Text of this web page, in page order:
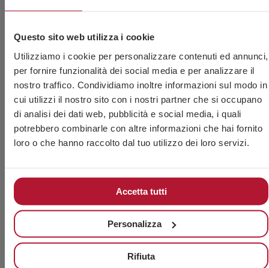
Questo sito web utilizza i cookie
Utilizziamo i cookie per personalizzare contenuti ed annunci,
per fornire funzionalità dei social media e per analizzare il
nostro traffico. Condividiamo inoltre informazioni sul modo in
cui utilizzi il nostro sito con i nostri partner che si occupano
di analisi dei dati web, pubblicità e social media, i quali
potrebbero combinarle con altre informazioni che hai fornito
loro o che hanno raccolto dal tuo utilizzo dei loro servizi.
Accetta tutti
Personalizza
Rifiuta
Registrazione documentale
Certificazioni di qualità
Garanzia di conformità
In CHAVESBAO, ogni articolo viene sottoposto a
processo di convalida che rafforza il nostro